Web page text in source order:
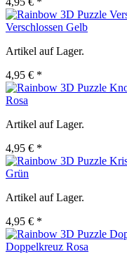
Verschlossen Gelb
Artikel auf Lager.
4,95 € *
Rosa
Artikel auf Lager.
4,95 € *
Grün
Artikel auf Lager.
4,95 € *
Doppelkreuz Rosa